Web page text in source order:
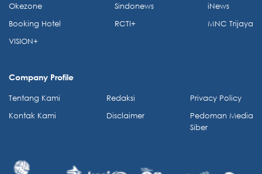
Okezone
Booking Hotel
VISION+
Sindonews
RCTI+
iNews
MNC Trijaya
Company Profile
Tentang Kami
Kontak Kami
Redaksi
Disclaimer
Privacy Policy
Pedoman Media
Siber